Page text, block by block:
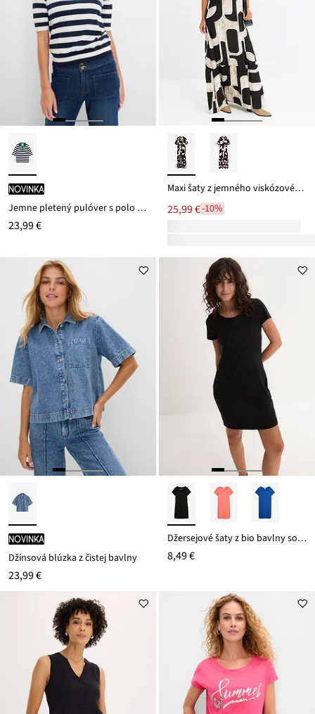
novinka
Jemne pletený pulóver s polo golierom
23,99 €
Maxi šaty z jemného viskózovéhu mixu
25,99 €-10%
novinka
Džínsová blúzka z čistej bavlny
23,99 €
Džersejové šaty z bio bavlny so strečom
8,49 €